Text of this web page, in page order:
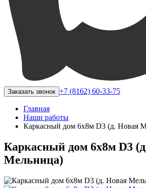
Заказать звонок +7 (8162) 60-33-75
Главная
Наши работы
Каркасный дом 6х8м D3 (д. Новая
Каркасный дом 6х8м D3
Мельница)